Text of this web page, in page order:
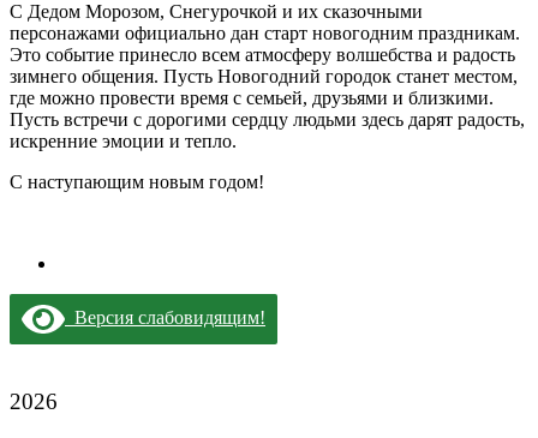
С Дедом Морозом, Снегурочкой и их сказочными
персонажами официально дан старт новогодним праздникам.
Это событие принесло всем атмосферу волшебства и радость
зимнего общения. Пусть Новогодний городок станет местом,
где можно провести время с семьей, друзьями и близкими.
Пусть встречи с дорогими сердцу людьми здесь дарят радость,
искренние эмоции и тепло.
С наступающим новым годом!
Версия слабовидящим!
2026